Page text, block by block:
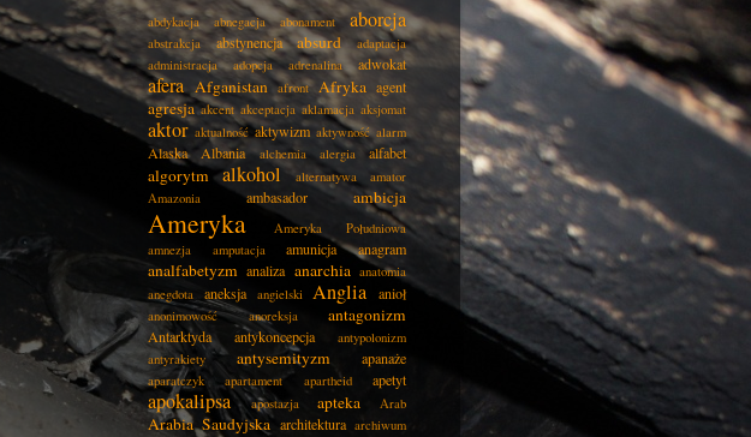
abdykacja abnegacja abonament aborcja
abstrakcja abstynencja absurd
adaptacja
administracja
adopcja adrenalina adwokat
afera Afganistan afront Afryka agent
agresja akcent akceptacja aklamacja aksjomat
aktor aktualność aktywizm aktywność alarm
Alaska Albania alchemia alergia alfabet
algorytm alkohol alternatywa
amator
Amazonia
ambasador ambicja
Ameryka
Ameryka Południowa
amnezja
amputacja amunicja anagram
analfabetyzm analiza anarchia anatomia
anegdota
aneksja angielski Anglia anioł
anonimowość anoreksja antagonizm
Antarktyda antykoncepcja
antypolonizm
antyrakiety
antysemityzm apanaże
aparatczyk apartament apartheid apetyt
apokalipsa apostazja apteka Arab
Arabia Saudyjska architektura archiwum